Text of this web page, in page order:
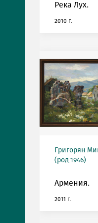
Река Лух.
2010 г.
Григорян
(род.1946)
Армения.
2011 г.